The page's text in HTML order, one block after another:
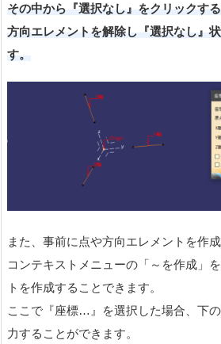
その中から『選択なし』をクリックす
方向エレメントを解除し『選択なし』
す。
また、事前に点や方向エレメントを作
コンテキストメニューの「～を作成」
トを作成することできます。
ここで『座標…』を選択した場合、下
力することができます。